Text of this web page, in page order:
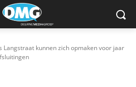
Langstraat kunnen zich opmaken voor jaar